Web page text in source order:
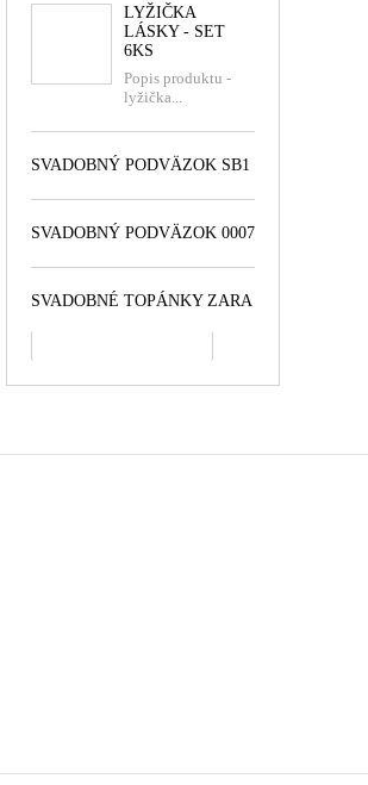
LYŽIČKA
LÁSKY - SET
6KS
Popis produktu -
lyžička...
SVADOBNÝ PODVÄZOK SB1
SVADOBNÝ PODVÄZOK 0007
SVADOBNÉ TOPÁNKY ZARA